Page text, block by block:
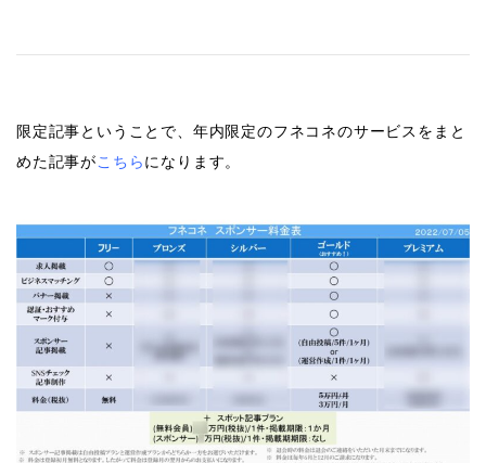
限定記事ということで、年内限定のフネコネのサービスをまと
めた記事がこちらになります。